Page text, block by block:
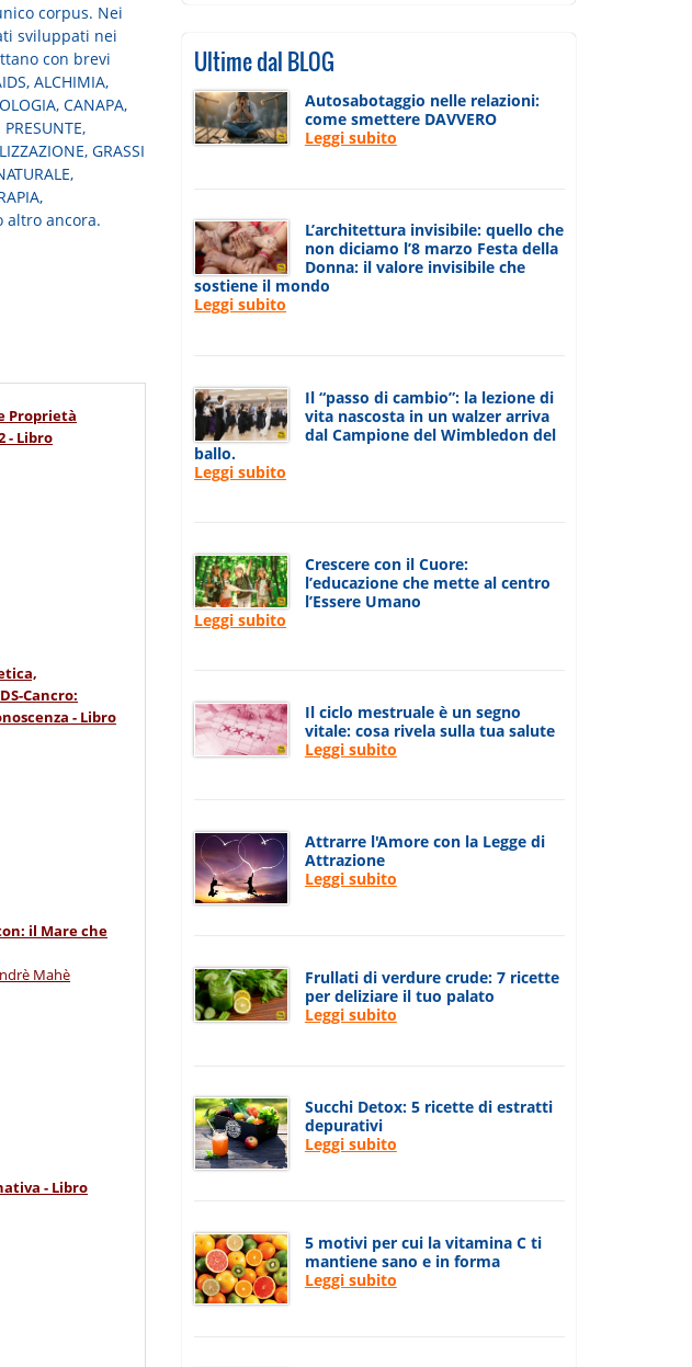
corpus. Nei
sviluppati nei
con brevi
ALCHIMIA,
CANAPA,
GRASSI
altro ancora.
Proprietà
- Libro
Cancro:
- Libro
il Mare che
Mahè
- Libro
Ultime dal BLOG
Autosabotaggio nelle relazioni:
come smettere DAVVERO
Leggi subito
L’architettura invisibile: quello che
non diciamo l’8 marzo Festa della
Donna: il valore invisibile che
sostiene il mondo
Leggi subito
Il “passo di cambio”: la lezione di
vita nascosta in un walzer arriva
dal Campione del Wimbledon del
ballo.
Leggi subito
Crescere con il Cuore:
l’educazione che mette al centro
l’Essere Umano
Leggi subito
Il ciclo mestruale è un segno
vitale: cosa rivela sulla tua salute
Leggi subito
Attrarre l'Amore con la Legge di
Attrazione
Leggi subito
Frullati di verdure crude: 7 ricette
per deliziare il tuo palato
Leggi subito
Succhi Detox: 5 ricette di estratti
depurativi
Leggi subito
5 motivi per cui la vitamina C ti
mantiene sano e in forma
Leggi subito